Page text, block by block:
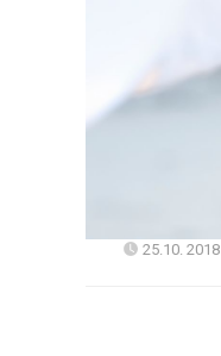
25.10. 2018